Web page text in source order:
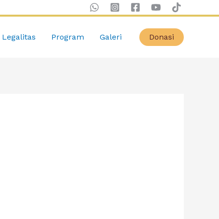
Legalitas Program Galeri Donasi